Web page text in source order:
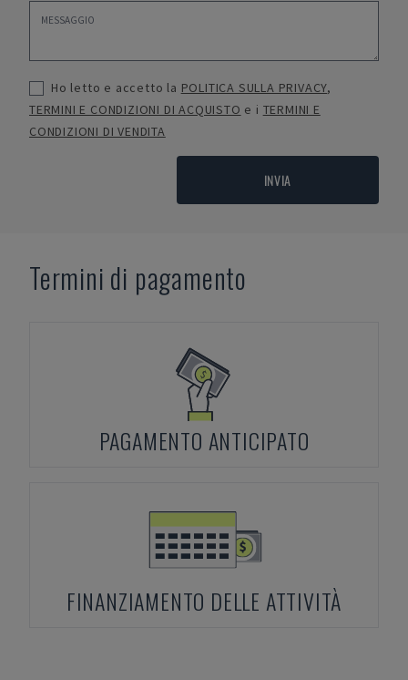
Ho letto e accetto la POLITICA SULLA PRIVACY,
TERMINI E CONDIZIONI DI ACQUISTO e i TERMINI E
CONDIZIONI DI VENDITA
INVIA
Termini di pagamento
PAGAMENTO ANTICIPATO
FINANZIAMENTO DELLE ATTIVITÀ